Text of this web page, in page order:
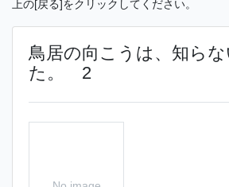
上の[戻る]をクリックしてください。
鳥居の向こうは、知ら
た。 2